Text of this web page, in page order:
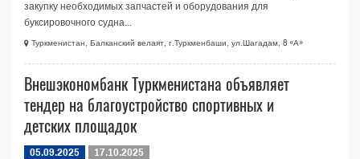
закупку необходимых запчастей и оборудования для
буксировочного судна...
Туркменистан, Балканский велаят, г.Туркменбаши, ул.Шагадам, 8 «А»
Внешэкономбанк Туркменистана объявляет
тендер на благоустройство спортивных и
детских площадок
05.09.2025
17.10.2025